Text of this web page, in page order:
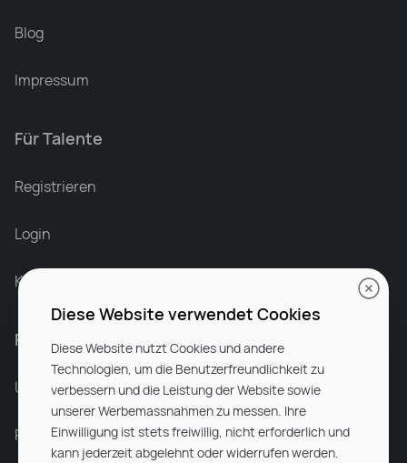
Blog
Impressum
Für Talente
Registrieren
Login
Karriere bei Rocken
Für Unternehmen
Unsere Dienstleistungen
Partnerunternehmen
Diese Website verwendet Cookies
Diese Website nutzt Cookies und andere
Technologien, um die Benutzerfreundlichkeit zu
verbessern und die Leistung der Website sowie
unserer Werbemassnahmen zu messen. Ihre
Einwilligung ist stets freiwillig, nicht erforderlich und
kann jederzeit abgelehnt oder widerrufen werden.